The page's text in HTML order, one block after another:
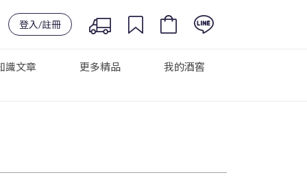
登入/註冊
識文章 更多精品 我的酒窖